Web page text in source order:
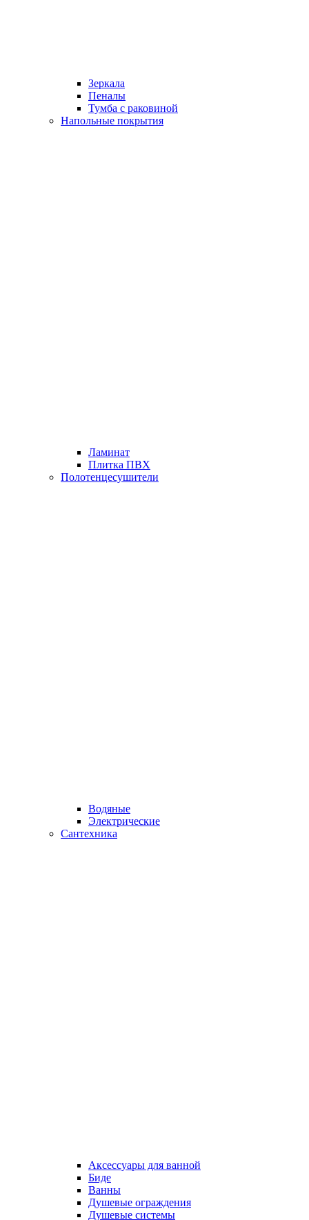
Зеркала
Пеналы
Тумба с раковиной
Напольные покрытия
Ламинат
Плитка ПВХ
Полотенцесушители
Водяные
Электрические
Сантехника
Аксессуары для ванной
Биде
Ванны
Душевые ограждения
Душевые системы